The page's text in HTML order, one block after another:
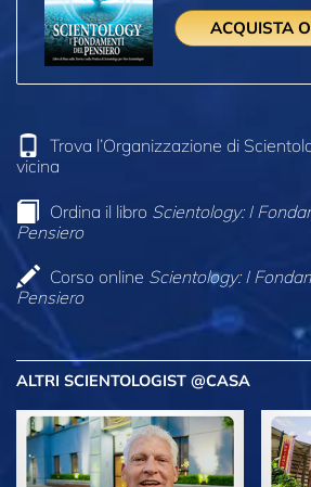
ACQUISTA
Trova l’Organizzazione di
vicina
Ordina il libro Scientology: I
Pensiero
Corso online Scientology: I
Pensiero
ALTRI SCIENTOLOGIST @CASA